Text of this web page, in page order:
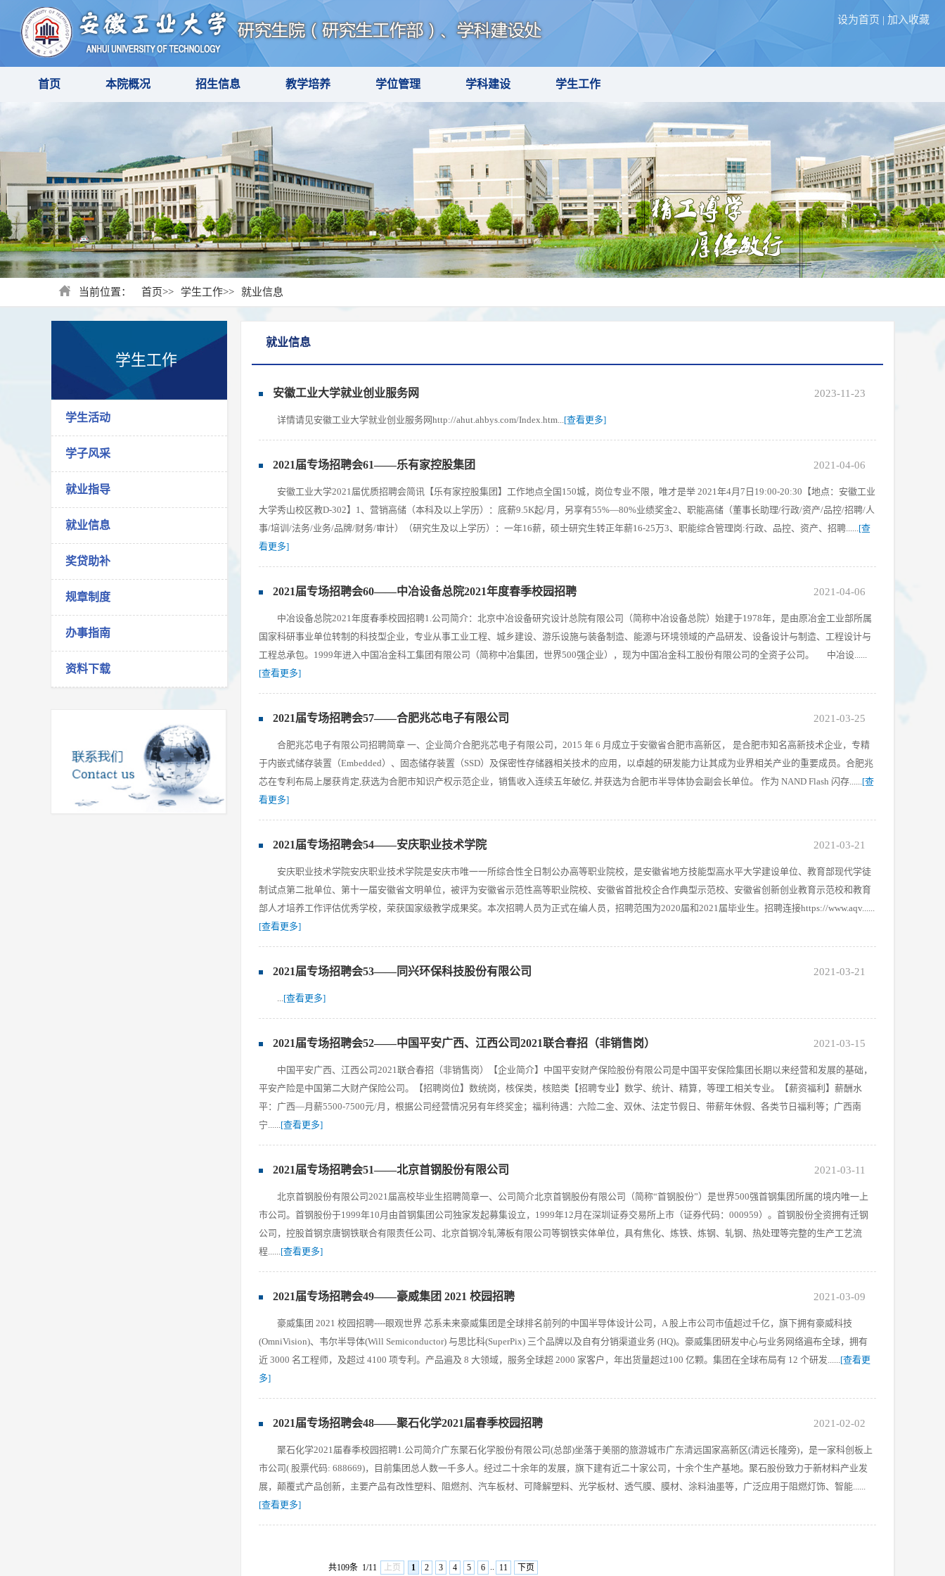
设为首页 | 加入收藏
首页 本院概况 招生信息 教学培养 学位管理 学科建设 学生工作
当前位置： 首页>> 学生工作>> 就业信息
学生工作
学生活动
学子风采
就业指导
就业信息
奖贷助补
规章制度
办事指南
资料下载
就业信息
安徽工业大学就业创业服务网 2023-11-23
详情请见安徽工业大学就业创业服务网http://ahut.ahbys.com/Index.htm...[查看更多]
2021届专场招聘会61——乐有家控股集团 2021-04-06
安徽工业大学2021届优质招聘会简讯【乐有家控股集团】工作地点全国150城，岗位专业不限，唯才是举 2021年4月7日19:00-20:30【地点：安徽工业
大学秀山校区教D-302】1、营销高储（本科及以上学历）：底薪9.5K起/月，另享有55%—80%业绩奖金2、职能高储（董事长助理/行政/资产/品控/招聘/人
事/培训/法务/业务/品牌/财务/审计）（研究生及以上学历）：一年16薪，硕士研究生转正年薪16-25万3、职能综合管理岗:行政、品控、资产、招聘......[查
看更多]
2021届专场招聘会60——中冶设备总院2021年度春季校园招聘 2021-04-06
中冶设备总院2021年度春季校园招聘1.公司简介：北京中冶设备研究设计总院有限公司（简称中冶设备总院）始建于1978年，是由原冶金工业部所属
国家科研事业单位转制的科技型企业，专业从事工业工程、城乡建设、游乐设施与装备制造、能源与环境领域的产品研发、设备设计与制造、工程设计与
工程总承包。1999年进入中国冶金科工集团有限公司（简称中冶集团，世界500强企业），现为中国冶金科工股份有限公司的全资子公司。 中冶设......
[查看更多]
2021届专场招聘会57——合肥兆芯电子有限公司 2021-03-25
合肥兆芯电子有限公司招聘简章 一、企业简介合肥兆芯电子有限公司，2015 年 6 月成立于安徽省合肥市高新区， 是合肥市知名高新技术企业，专精
于内嵌式储存装置（Embedded）、固态储存装置（SSD）及保密性存储器相关技术的应用，以卓越的研发能力让其成为业界相关产业的重要成员。合肥兆
芯在专利布局上屡获肯定,获选为合肥市知识产权示范企业，销售收入连续五年破亿, 并获选为合肥市半导体协会副会长单位。 作为 NAND Flash 闪存......[查
看更多]
2021届专场招聘会54——安庆职业技术学院 2021-03-21
安庆职业技术学院安庆职业技术学院是安庆市唯一一所综合性全日制公办高等职业院校，是安徽省地方技能型高水平大学建设单位、教育部现代学徒
制试点第二批单位、第十一届安徽省文明单位，被评为安徽省示范性高等职业院校、安徽省首批校企合作典型示范校、安徽省创新创业教育示范校和教育
部人才培养工作评估优秀学校，荣获国家级教学成果奖。本次招聘人员为正式在编人员，招聘范围为2020届和2021届毕业生。招聘连接https://www.aqv......
[查看更多]
2021届专场招聘会53——同兴环保科技股份有限公司 2021-03-21
...[查看更多]
2021届专场招聘会52——中国平安广西、江西公司2021联合春招（非销售岗） 2021-03-15
中国平安广西、江西公司2021联合春招（非销售岗）【企业简介】中国平安财产保险股份有限公司是中国平安保险集团长期以来经营和发展的基础，
平安产险是中国第二大财产保险公司。【招聘岗位】数统岗，核保类，核赔类【招聘专业】数学、统计、精算，等理工相关专业。【薪资福利】薪酬水
平：广西—月薪5500-7500元/月，根据公司经营情况另有年终奖金；福利待遇：六险二金、双休、法定节假日、带薪年休假、各类节日福利等；广西南
宁......[查看更多]
2021届专场招聘会51——北京首钢股份有限公司 2021-03-11
北京首钢股份有限公司2021届高校毕业生招聘简章一、公司简介北京首钢股份有限公司（简称“首钢股份”）是世界500强首钢集团所属的境内唯一上
市公司。首钢股份于1999年10月由首钢集团公司独家发起募集设立，1999年12月在深圳证券交易所上市（证券代码：000959）。首钢股份全资拥有迁钢
公司，控股首钢京唐钢铁联合有限责任公司、北京首钢冷轧薄板有限公司等钢铁实体单位，具有焦化、炼铁、炼钢、轧钢、热处理等完整的生产工艺流
程......[查看更多]
2021届专场招聘会49——豪威集团 2021 校园招聘 2021-03-09
豪威集团 2021 校园招聘----眼观世界 芯系未来豪威集团是全球排名前列的中国半导体设计公司，A 股上市公司市值超过千亿，旗下拥有豪威科技
(OmniVision)、韦尔半导体(Will Semiconductor) 与思比科(SuperPix) 三个品牌以及自有分销渠道业务 (HQ)。豪威集团研发中心与业务网络遍布全球，拥有
近 3000 名工程师，及超过 4100 项专利。产品遍及 8 大领域，服务全球超 2000 家客户，年出货量超过100 亿颗。集团在全球布局有 12 个研发......[查看更
多]
2021届专场招聘会48——聚石化学2021届春季校园招聘 2021-02-02
聚石化学2021届春季校园招聘1.公司简介广东聚石化学股份有限公司(总部)坐落于美丽的旅游城市广东清远国家高新区(清远长隆旁)，是一家科创板上
市公司( 股票代码: 688669)，目前集团总人数一千多人。经过二十余年的发展，旗下建有近二十家公司，十余个生产基地。聚石股份致力于新材料产业发
展，颠覆式产品创新，主要产品有改性塑料、阻燃剂、汽车板材、可降解塑料、光学板材、透气膜、膜材、涂料油墨等，广泛应用于阻燃灯饰、智能......
[查看更多]
共109条 1/11 上页 1 2 3 4 5 6 11 下页